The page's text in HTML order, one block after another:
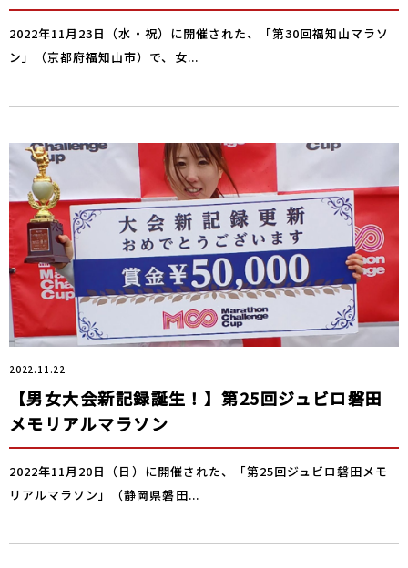
2022年11月23日（水・祝）に開催された、「第30回福知山マラソ
ン」（京都府福知山市）で、女...
2022.11.22
【男女大会新記録誕生！】第25回ジュビロ磐田
メモリアルマラソン
2022年11月20日（日）に開催された、「第25回ジュビロ磐田メモ
リアルマラソン」（静岡県磐田...